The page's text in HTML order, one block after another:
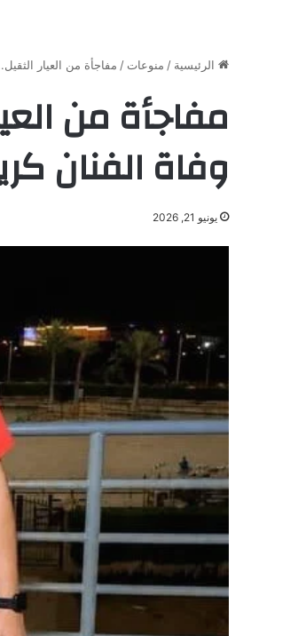
الرئيسية / منوعات / مفاجأة من العيار
مفاجأة من
وفاة الفنان
يونيو 21, 2026